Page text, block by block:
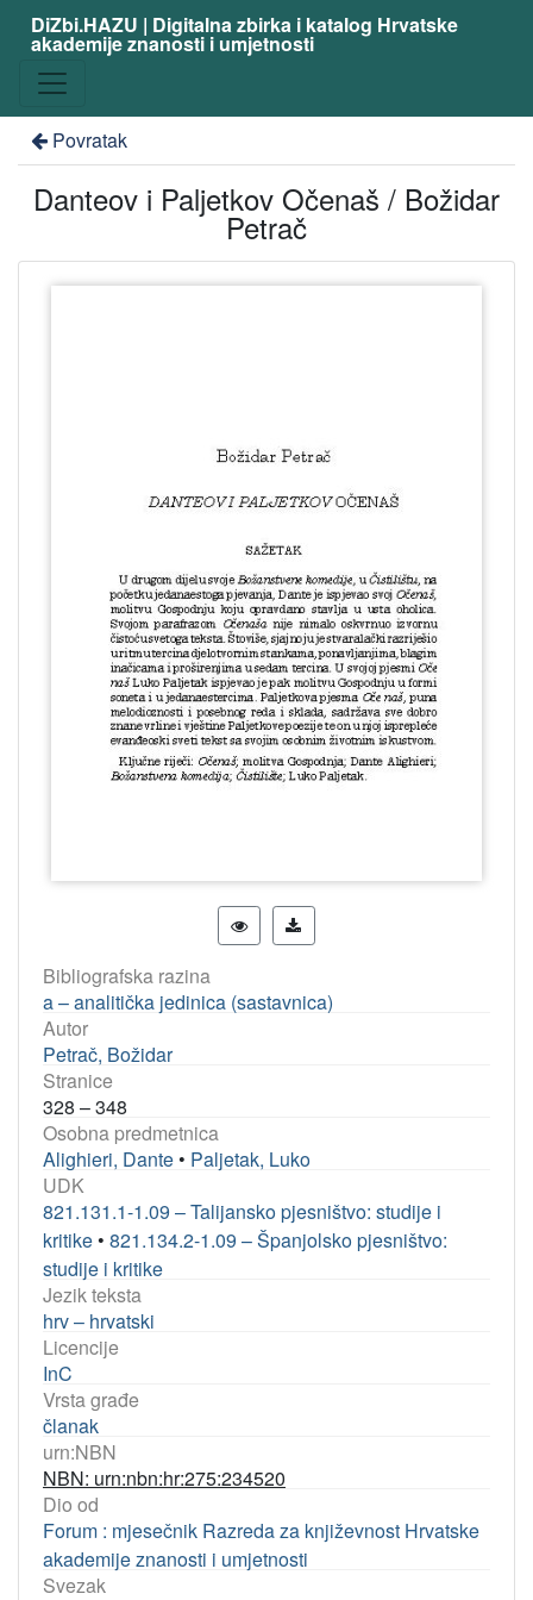
DiZbi.HAZU | Digitalna zbirka i katalog Hrvatske
akademije znanosti i umjetnosti
Povratak
Danteov i Paljetkov Očenaš / Božidar
Petrač
Bibliografska razina
a – analitička jedinica (sastavnica)
Autor
Petrač, Božidar
Stranice
328 – 348
Osobna predmetnica
Alighieri, Dante • Paljetak, Luko
UDK
821.131.1-1.09 – Talijansko pjesništvo: studije i
kritike • 821.134.2-1.09 – Španjolsko pjesništvo:
studije i kritike
Jezik teksta
hrv – hrvatski
Licencije
InC
Vrsta građe
članak
urn:NBN
NBN: urn:nbn:hr:275:234520
Dio od
Forum : mjesečnik Razreda za književnost Hrvatske
akademije znanosti i umjetnosti
Svezak